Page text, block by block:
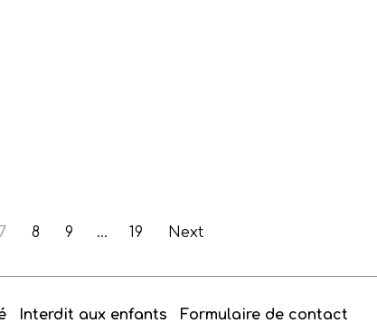
7 8 9 … 19 Next
Interdit aux enfants Formulaire de contact